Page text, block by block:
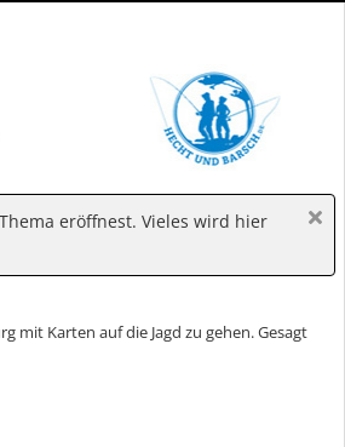
eröffnest. Vieles wird hier
mit Karten auf die Jagd zu gehen. Gesagt